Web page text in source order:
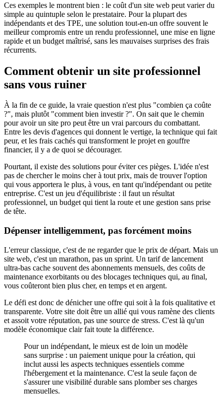
Ces exemples le montrent bien : le coût d'un site web peut varier du
simple au quintuple selon le prestataire. Pour la plupart des
indépendants et des TPE, une solution tout-en-un offre souvent le
meilleur compromis entre un rendu professionnel, une mise en ligne
rapide et un budget maîtrisé, sans les mauvaises surprises des frais
récurrents.
Comment obtenir un site professionnel
sans vous ruiner
À la fin de ce guide, la vraie question n'est plus "combien ça coûte
?", mais plutôt "comment bien investir ?". On sait que le chemin
pour avoir un site pro peut être un vrai parcours du combattant.
Entre les devis d'agences qui donnent le vertige, la technique qui fait
peur, et les frais cachés qui transforment le projet en gouffre
financier, il y a de quoi se décourager.
Pourtant, il existe des solutions pour éviter ces pièges. L'idée n'est
pas de chercher le moins cher à tout prix, mais de trouver l'option
qui vous apportera le plus, à vous, en tant qu'indépendant ou petite
entreprise. C'est un jeu d'équilibriste : il faut un résultat
professionnel, un budget qui tient la route et une gestion sans prise
de tête.
Dépenser intelligemment, pas forcément moins
L'erreur classique, c'est de ne regarder que le prix de départ. Mais un
site web, c'est un marathon, pas un sprint. Un tarif de lancement
ultra-bas cache souvent des abonnements mensuels, des coûts de
maintenance exorbitants ou des blocages techniques qui, au final,
vous coûteront bien plus cher, en temps et en argent.
Le défi est donc de dénicher une offre qui soit à la fois qualitative et
transparente. Votre site doit être un allié qui vous ramène des clients
et assoit votre réputation, pas une source de stress. C'est là qu'un
modèle économique clair fait toute la différence.
Pour un indépendant, le mieux est de loin un modèle
sans surprise : un paiement unique pour la création, qui
inclut aussi les aspects techniques essentiels comme
l'hébergement et la maintenance. C'est la seule façon de
s'assurer une visibilité durable sans plomber ses charges
mensuelles.